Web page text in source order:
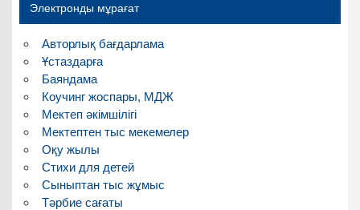
Электронды мұрағат
Авторлық бағдарлама
Ұстаздарға
Баяндама
Коучинг жоспары, МДЖ
Мектеп әкімшілігі
Мектептен тыс мекемелер
Оқу жылы
Стихи для детей
Сыныптан тыс жұмыс
Тәрбие сағаты